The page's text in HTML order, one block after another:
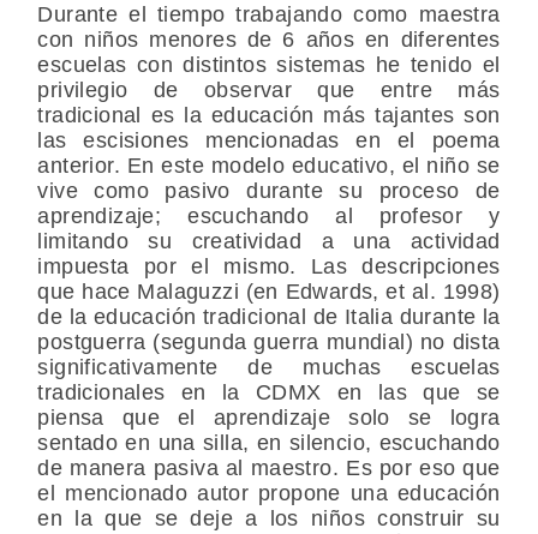
Durante el tiempo trabajando como maestra
con niños menores de 6 años en diferentes
escuelas con distintos sistemas he tenido el
privilegio de observar que entre más
tradicional es la educación más tajantes son
las escisiones mencionadas en el poema
anterior. En este modelo educativo, el niño se
vive como pasivo durante su proceso de
aprendizaje; escuchando al profesor y
limitando su creatividad a una actividad
impuesta por el mismo. Las descripciones
que hace Malaguzzi (en Edwards, et al. 1998)
de la educación tradicional de Italia durante la
postguerra (segunda guerra mundial) no dista
significativamente de muchas escuelas
tradicionales en la CDMX en las que se
piensa que el aprendizaje solo se logra
sentado en una silla, en silencio, escuchando
de manera pasiva al maestro. Es por eso que
el mencionado autor propone una educación
en la que se deje a los niños construir su